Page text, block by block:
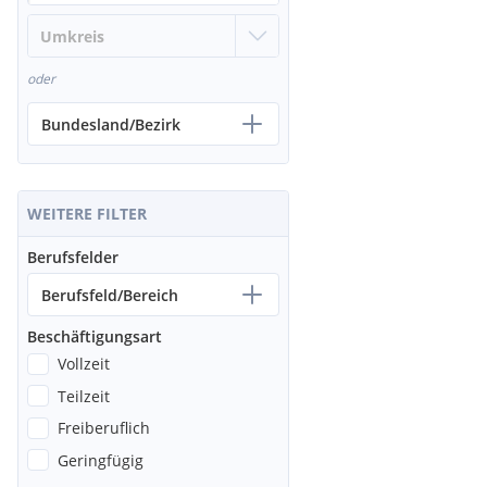
oder
Bundesland/Bezirk
WEITERE FILTER
Berufsfelder
Berufsfeld/Bereich
Beschäftigungsart
Vollzeit
Teilzeit
Freiberuflich
Geringfügig